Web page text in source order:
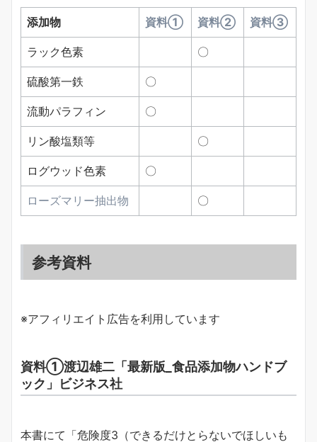
添加物 資料① 資料② 資料③
ラック色素 〇
硫酸第一鉄 〇
流動パラフィン 〇
リン酸塩類等 〇
ログウッド色素 〇
ローズマリー抽出物 〇
参考資料
※アフィリエイト広告を利用しています
資料①渡辺雄二「最新版_食品添加物ハンドブ
ック」ビジネス社
本書にて「危険度3（できるだけとらないでほしいも